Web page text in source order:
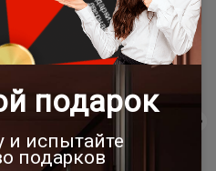
к категориям:
двери 55х190 см
двери